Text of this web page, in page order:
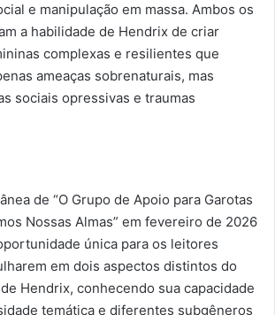
e manipulação em massa. Ambos os
a habilidade de Hendrix de criar
complexas e resilientes que
ameaças sobrenaturais, mas
sociais opressivas e traumas
de “O Grupo de Apoio para Garotas
Nossas Almas” em fevereiro de 2026
única para os leitores
em dois aspectos distintos do
Hendrix, conhecendo sua capacidade
temática e diferentes subgêneros